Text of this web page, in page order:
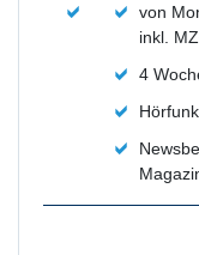
von
inkl.
4